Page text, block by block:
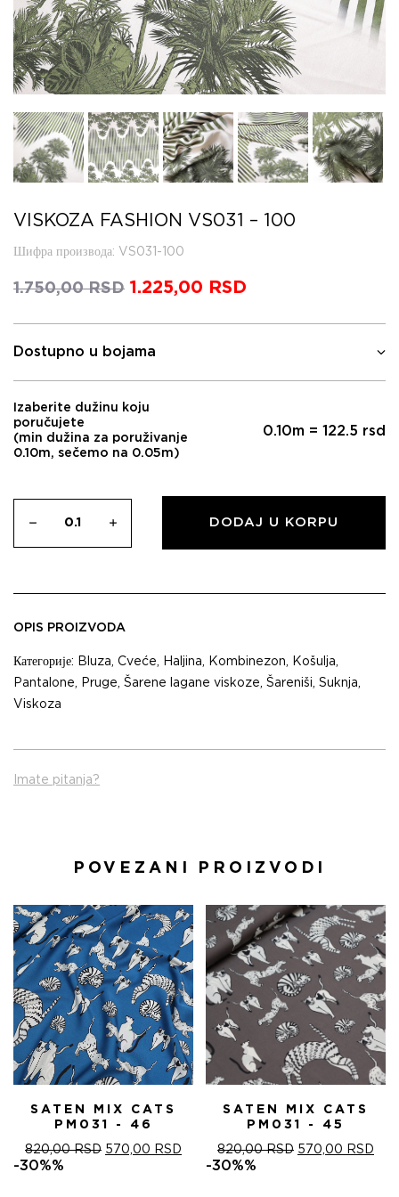
VISKOZA FASHION VS031 – 100
Шифра производа: VS031-100
1.750,00RSD Оригинална
је
била:
1.225,00 RSD
је:
Dostupno u bojama
Izaberite dužinu koju
poručujete
(min dužina za poruživanje
0.10m, sečemo na 0.05m)
0.10m = 122.5 rsd
DODAJ U KORPU
OPIS PROIZVODA
Категорије: Bluza, Cveće, Haljina, Kombinezon, Košulja,
Pantalone, Pruge, Šarene lagane viskoze, Šareniši, Suknja,
Viskoza
Imate pitanja?
POVEZANI PROIZVODI
SATEN MIX CATS
PM031 - 46
820,00RSD ОРИГИНАЛНА
570,00 RSD ТРЕНУТНА
ЦЕНА
-30%%
SATEN MIX CATS
PM031 - 45
820,00RSD ОРИГИНАЛНА
570,00 RSD
-30%%